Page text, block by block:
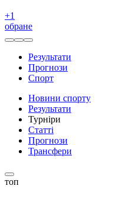
+1
обране
Результати
Прогнози
Спорт
Новини спорту
Результати
Турніри
Статті
Прогнози
Трансфери
топ